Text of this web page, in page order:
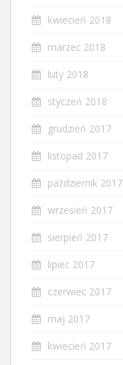
kwiecień 2018
marzec 2018
luty 2018
styczeń 2018
grudzień 2017
listopad 2017
październik 2017
wrzesień 2017
sierpień 2017
lipiec 2017
czerwiec 2017
maj 2017
kwiecień 2017